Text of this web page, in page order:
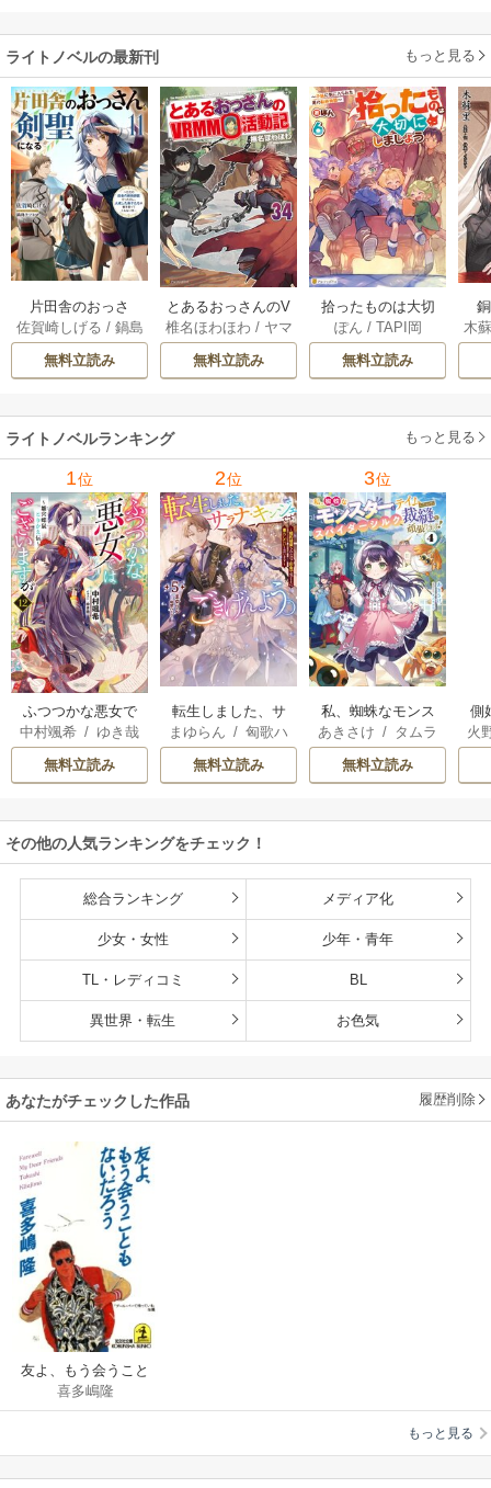
ライトノベルの最新刊 もっと見る
片田舎のおっさ
ん、剣聖になる
～ただの田舎の剣
術師範だったの
たちが俺を放って
くれない件～ 11巻
佐賀崎しげる / 鍋島
テツヒロ
無料立読み
とあるおっさんのV
RMMO活動記 34巻
椎名ほわほわ / ヤマ
ーダ
無料立読み
拾ったものは大切
にしましょう ～子
狼に気に入られた
男の転移物語～ 6巻
ぽん / TAPI岡
無料立読み
木
ライトノベルランキング もっと見る
1位
ふつつかな悪女で
はございますが
中村颯希 / ゆき哉
無料立読み
2位
転生しました、サ
ラナ・キンジェで
す。ごきげんよ
う。
まゆらん /匈歌ハ
トリ
無料立読み
3位
私、蜘蛛なモンス
ターをテイムした
ので、スパイダー
シルクで裁縫を頑
あきさけ / タムラ
ヨウ
無料立読み
側
火
その他の人気ランキングをチェック！
総合ランキング メディア化
少女・女性 少年・青年
TL・レディコミ BL
異世界・転生 お色気
あなたがチェックした作品 履歴削除
友よ、もう会うこと
もないだろう
喜多嶋隆
もっと見る